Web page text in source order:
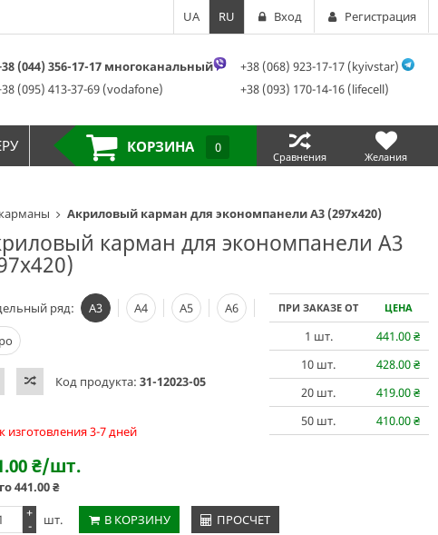
Акриловый карман для экономпанели А3 (297х420)
карман для экономпанели А3
ПРИ ЗАКАЗЕ ОТ ЦЕНА
1 шт. 441.00₴
10 шт. 428.00₴
20 шт. 419.00₴
50 шт. 410.00₴
ряд: А3 А4 А5
А6
Код продукта: 31-12023-05
изготовления 3-7 дней
₴/шт.
441.00₴
+
-
шт. В КОРЗИНУ ПРОСЧЕТ
UA RU Вход Регистрация
(044) 356-17-17 многоканальный
(095) 413-37-69 (vodafone)
+38 (068) 923-17-17 (kyivstar)
+38 (093) 170-14-16 (lifecell)
КОРЗИНА 0
Сравнения Желания